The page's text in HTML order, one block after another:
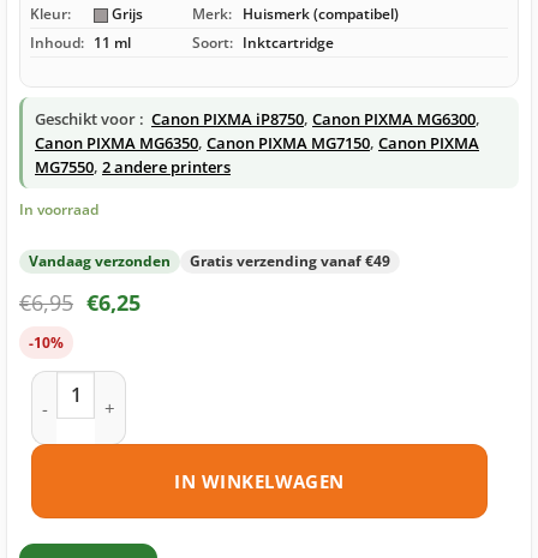
Kleur: Grijs Merk: Huismerk (compatibel)
Inhoud: 11 ml Soort: Inktcartridge
Geschikt voor : Canon PIXMA iP8750, Canon PIXMA MG6300,
Canon PIXMA MG6350, Canon PIXMA MG7150, Canon PIXMA
MG7550, 2 andere printers
In voorraad
Vandaag verzonden Gratis verzending vanaf €49
€6,95 €6,25
-10%
Canon CLI-551GY XL inktcartridge grijs huismerk aantal
IN WINKELWAGEN